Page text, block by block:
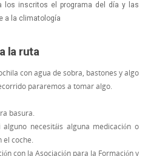
los inscritos el programa del día y las
a la climatología
la ruta
con agua de sobra, bastones y algo
pararemos a tomar algo.
basura.
necesitáis alguna medicación o
el coche.
con la Asociación para la Formación y